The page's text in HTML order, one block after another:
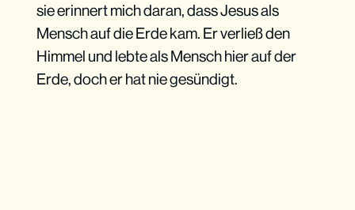
sie erinnert mich daran, dass Jesus als
Mensch auf die Erde kam. Er verließ den
Himmel und lebte als Mensch hier auf der
Erde, doch er hat nie gesündigt.